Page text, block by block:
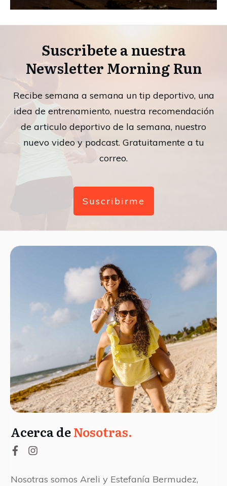
Suscribete a nuestra
Newsletter Morning Run
Recibe semana a semana un tip deportivo, una
idea de entrenamiento, nuestra recomendación
de articulo deportivo de la semana, nuestro
nuevo video y podcast. Gratuitamente a tu
correo.
Suscribirme
Acerca deNosotras.
Nosotras somos Areli y Estefanía Bermudez,